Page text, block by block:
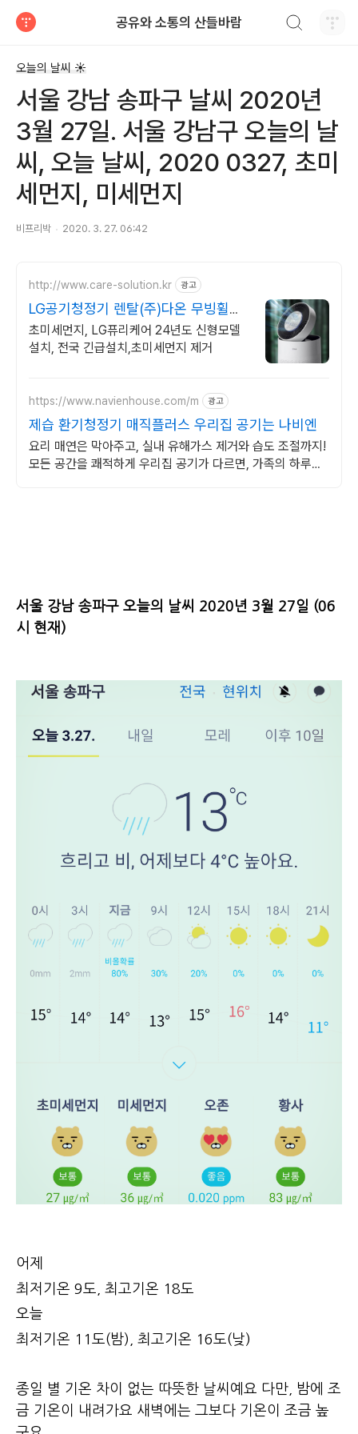
공유와 소통의 산들바람
오늘의 날씨 ☀
서울 강남 송파구 날씨 2020년
3월 27일. 서울 강남구 오늘의 날
씨, 오늘 날씨, 2020 0327, 초미
세먼지, 미세먼지
비프리박 2020. 3. 27. 06:42
http://www.care-solution.kr 광고
LG공기청정기 렌탈(주)다온 무빙휠증
정+추가할인+긴급설치
초미세먼지, LG퓨리케어 24년도 신형모델
설치, 전국 긴급설치,초미세먼지 제거
https://www.navienhouse.com/m 광고
제습 환기청정기 매직플러스 우리집 공기는 나비엔
요리 매연은 막아주고, 실내 유해가스 제거와 습도 조절까지!
모든 공간을 쾌적하게 우리집 공기가 다르면, 가족의 하루도
서울 강남 송파구 오늘의 날씨 2020년 3월 27일 (06
시 현재)
어제
최저기온 9도, 최고기온 18도
오늘
최저기온 11도(밤), 최고기온 16도(낮)
종일 별 기온 차이 없는 따뜻한 날씨예요 다만, 밤에 조
금 기온이 내려가요 새벽에는 그보다 기온이 조금 높